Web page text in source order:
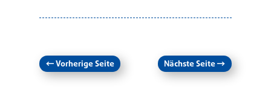
←Vorherige Seite Nächste Seite→